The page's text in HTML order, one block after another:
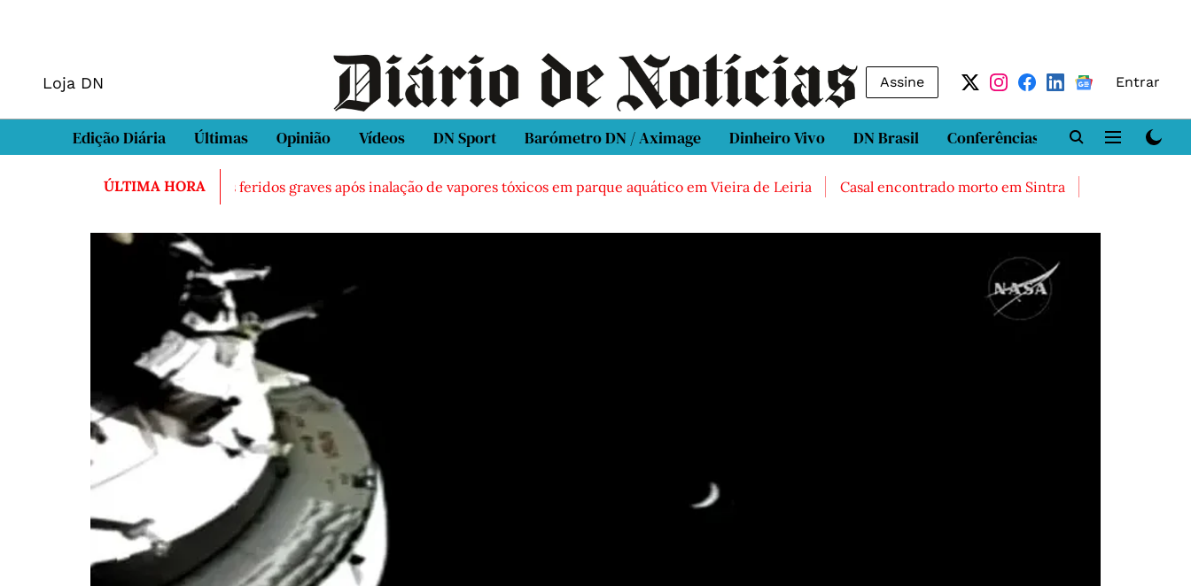
Loja DN Assine Entrar
Edição Diária Últimas Opinião Vídeos DN Sport Barómetro DN / Aximage Dinheiro Vivo DN Brasil Conferências DN LAB
ÚLTIMA HORA
morto em Sintra Três feridos graves após inalação de vapores tóxicos em parque aquático em Vieira de Leiria Casal encontrado morto em Sintra Três feridos graves